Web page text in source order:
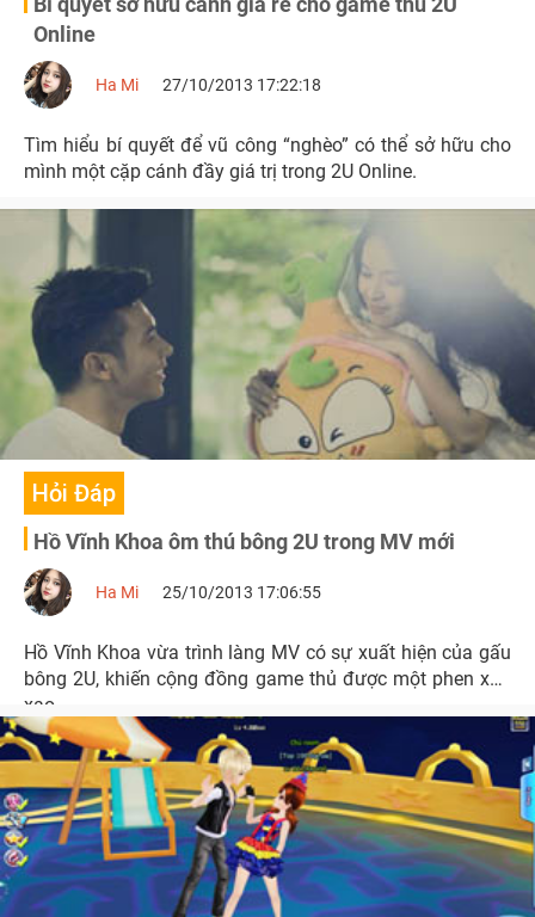
Online
Ha Mi 27/10/2013 17:22:18
Tìm hiểu bí quyết để vũ công “nghèo” có thể sở hữu cho
mình một cặp cánh đầy giá trị trong 2U Online.
Hỏi Đáp
Hồ Vĩnh Khoa ôm thú bông 2U trong MV mới
Ha Mi 25/10/2013 17:06:55
Hồ Vĩnh Khoa vừa trình làng MV có sự xuất hiện của gấu
bông 2U, khiến cộng đồng game thủ được một phen xôn
xao.